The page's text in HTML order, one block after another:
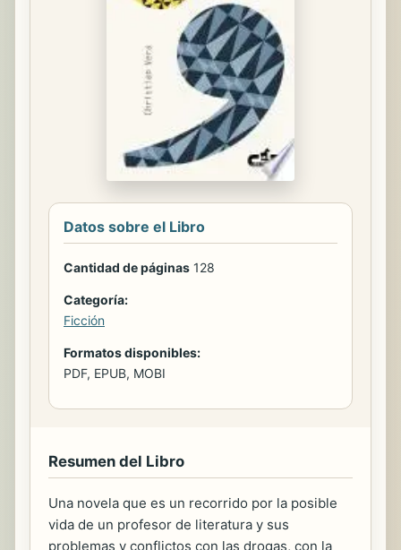
Datos sobre el Libro
Cantidad de páginas 128
Categoría:
Ficción
Formatos disponibles:
PDF, EPUB, MOBI
Resumen del Libro
Una novela que es un recorrido por la posible
vida de un profesor de literatura y sus
problemas y conflictos con las drogas, con la